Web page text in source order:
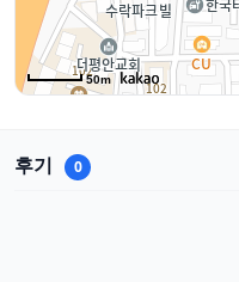
50m
후기 0